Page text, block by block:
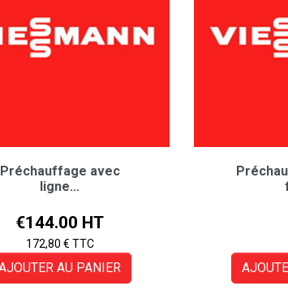
Préchauffage avec
ligne...
Price
€144.00 HT
172,80 € TTC
AU PANIER